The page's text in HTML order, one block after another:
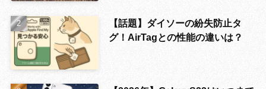
【話題】ダイソーの紛失防止タ
グ！AirTagとの性能の違いは？